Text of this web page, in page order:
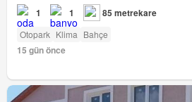
1 1 85 metrekare
Otopark Klima Bahçe
15 gün önce